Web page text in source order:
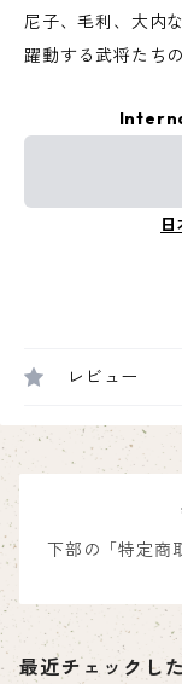
尼子、毛利、大内
躍動する武将たち
レビュー
下部の「特定商
最近チェックし